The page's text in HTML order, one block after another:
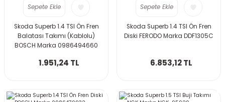
Sepete Ekle
Skoda Superb 1.4 TSI Ön Fren
Balatası Takımı (Kablolu)
BOSCH Marka 0986494660
1.951,24 TL
Sepete Ekle
Skoda Superb 1.4 TSI Ön Fren
Diski FERODO Marka DDF1305C
6.853,12 TL